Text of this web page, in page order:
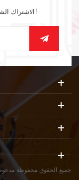
الاشتراك الشهرية النهوض والخروج منتج آخر الأخبار!
حقوق الطبع والنشر © 2026 AP GROUP CHINA.جميع الحقوق محفوظة